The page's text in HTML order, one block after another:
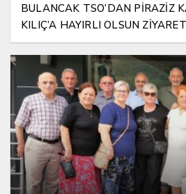
BULANCAK TSO’DAN PİRAZİZ
KILIÇ’A HAYIRLI OLSUN